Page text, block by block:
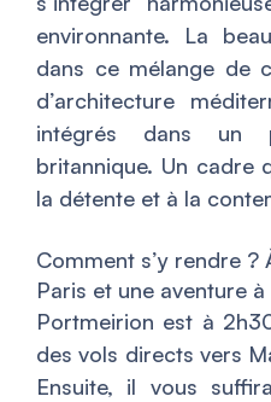
environnante. La
dans ce mélange de
d’architecture
intégrés dans un
britannique. Un cadre
la détente et à la
Comment s’y rendre ?
Paris et une aventure
Portmeirion est à
des vols directs vers
Ensuite, il vous